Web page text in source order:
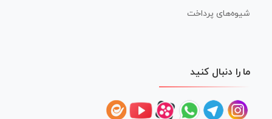
شیوه‌های پرداخت
ما را دنبال کنید